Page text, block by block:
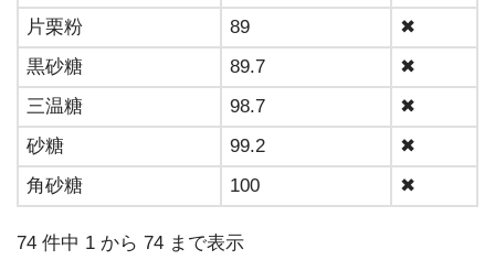
片栗粉
89
✖
黒砂糖
89.7
✖
三温糖
98.7
✖
砂糖
99.2
✖
角砂糖
100 ✖
74 件中 1 から 74 まで表示